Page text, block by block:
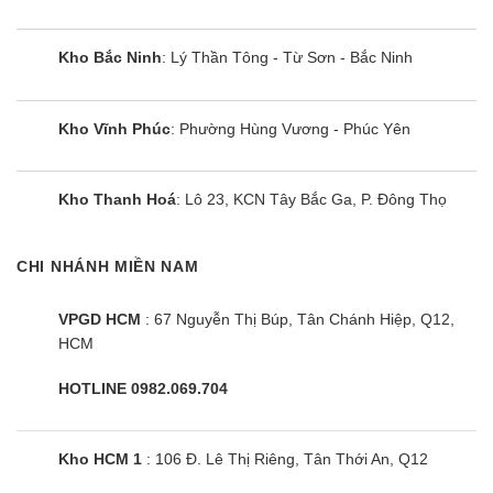
Điều hòa âm trần FDT50CNV-S5/FDC50CNV-S5
bền bỉ với thời gian
Điều hòa Miitsubishi 18000BTU 1 chiều này sử
dụng dàn đồng nguyên chất 100%, kết hợp
trao đổi nhiệt được xử lý chống mòn. Vì thế không
tuổi thọ cho sản phẩm.
sự dễ dàng do trọng lượng máy nhẹ, không cần
sử dụng thiết bị nâng khi lắp đặt.
Kho Bắc Ninh: Lý Thần Tông - Từ Sơn - Bắc Ninh
Kho Vĩnh Phúc: Phường Hùng Vương - Phúc Yên
Kho Thanh Hoá: Lô 23, KCN Tây Bắc Ga, P. Đông Thọ
CHI NHÁNH MIỀN NAM
VPGD HCM : 67 Nguyễn Thị Búp, Tân Chánh Hiệp, Q12,
HCM
HOTLINE 0982.069.704
Kho HCM 1 : 106 Đ. Lê Thị Riêng, Tân Thới An, Q12